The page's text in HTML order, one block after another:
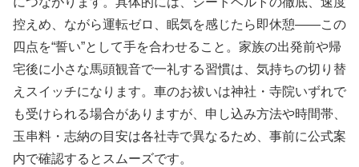
控えめ、ながら運転ゼロ、眠気を感じたら即休憩――この
四点を“誓い”として手を合わせること。家族の出発前や帰
宅後に小さな馬頭観音で一礼する習慣は、気持ちの切り替
えスイッチになります。車のお祓いは神社・寺院いずれで
も受けられる場合がありますが、申し込み方法や時間帯、
玉串料・志納の目安は各社寺で異なるため、事前に公式案
内で確認するとスムーズです。